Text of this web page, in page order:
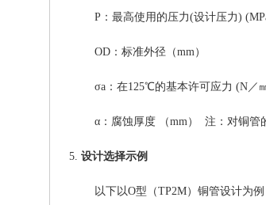
P ：最高使用的压力(设计压力)
OD ：标准外径 （mm）
σa ：在125℃的基本许可应力 (N／
α ：腐蚀厚度 （mm） 注： 对铜管
5. 设计选择示例
以下以O型（TP2M）铜管设计为例